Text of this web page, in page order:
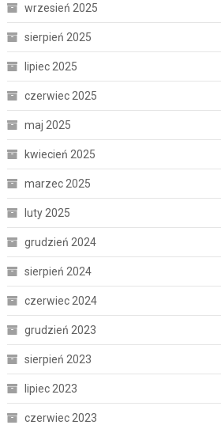
wrzesień 2025
sierpień 2025
lipiec 2025
czerwiec 2025
maj 2025
kwiecień 2025
marzec 2025
luty 2025
grudzień 2024
sierpień 2024
czerwiec 2024
grudzień 2023
sierpień 2023
lipiec 2023
czerwiec 2023